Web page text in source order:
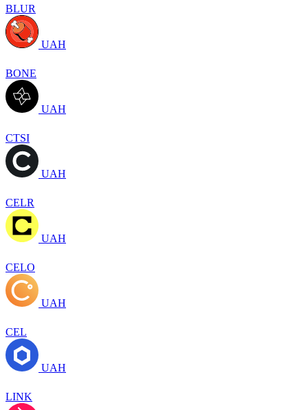
BLUR
UAH
BONE
UAH
CTSI
UAH
CELR
UAH
CELO
UAH
CEL
UAH
LINK